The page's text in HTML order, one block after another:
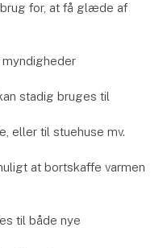
for, at få glæde af
myndigheder
stadig bruges til
eller til stuehuse mv.
at bortskaffe varmen
til både nye